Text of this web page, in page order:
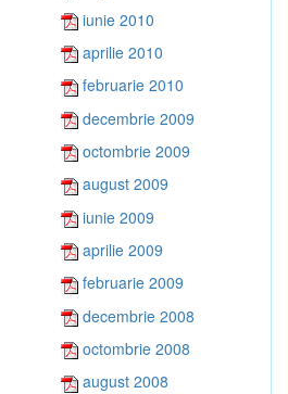
iunie 2010
aprilie 2010
februarie 2010
decembrie 2009
octombrie 2009
august 2009
iunie 2009
aprilie 2009
februarie 2009
decembrie 2008
octombrie 2008
august 2008